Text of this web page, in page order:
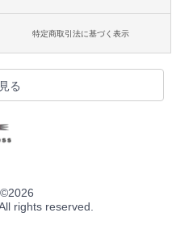
特定商取引法に基づく表示
る
2026
rights reserved.